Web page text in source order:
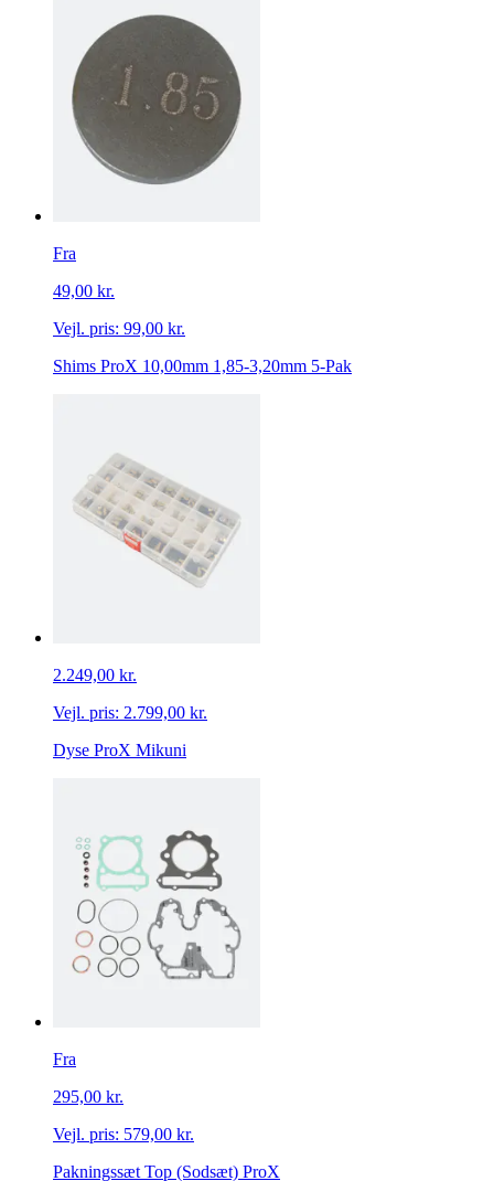
Fra
49,00 kr.
Vejl. pris: 99,00 kr.
Shims ProX 10,00mm 1,85-3,20mm 5-Pak
2.249,00 kr.
Vejl. pris: 2.799,00 kr.
Dyse ProX Mikuni
Fra
295,00 kr.
Vejl. pris: 579,00 kr.
Pakningssæt Top (Sodsæt) ProX